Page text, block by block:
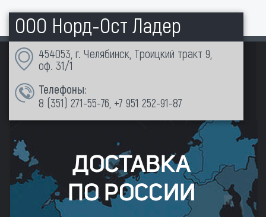
ООО Норд-Ост Ладер
454053, г. Челябинск, Троицкий тракт 9,
оф. 31/1
Телефоны:
8 (351) 271-55-76 +7 951 252-91-87